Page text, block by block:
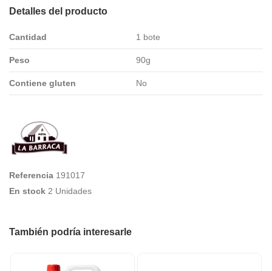
Detalles del producto
Cantidad 1 bote
Peso 90g
Contiene gluten No
Referencia 191017
En stock 2 Unidades
También podría interesarle